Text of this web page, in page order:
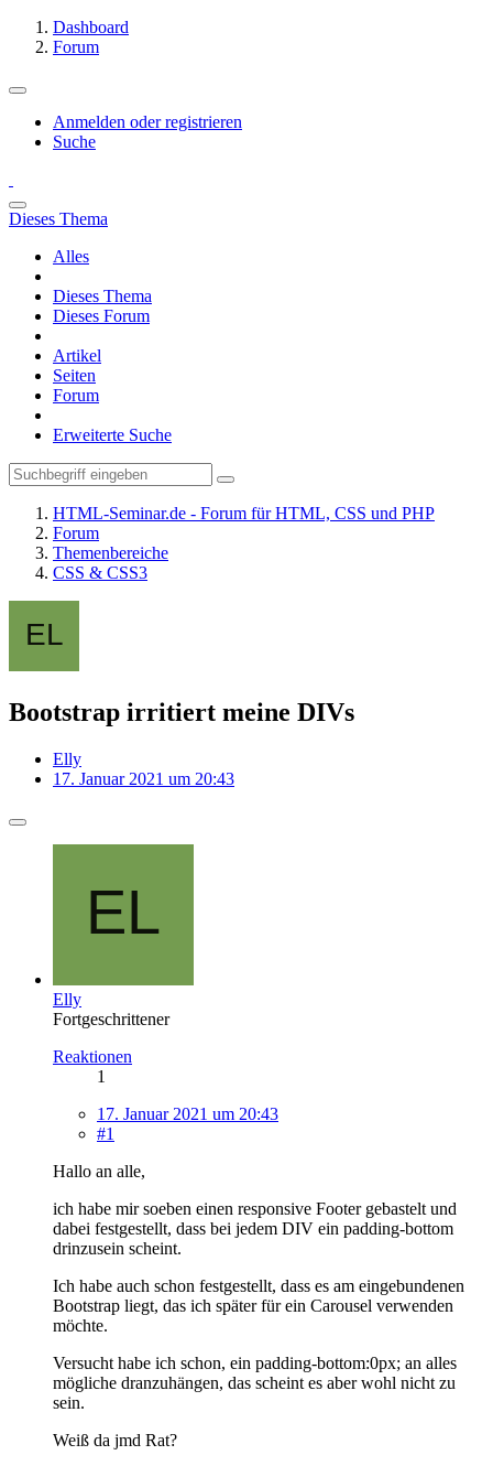
Dashboard
Forum
Anmelden oder registrieren
Suche
Dieses Thema
Alles
Dieses Thema
Dieses Forum
Artikel
Seiten
Forum
Erweiterte Suche
HTML-Seminar.de - Forum für HTML, CSS und PHP
Forum
Themenbereiche
CSS & CSS3
Bootstrap irritiert meine DIVs
Elly
17. Januar 2021 um 20:43
Elly
Fortgeschrittener
Reaktionen
1
17. Januar 2021 um 20:43
#1
Hallo an alle,
ich habe mir soeben einen responsive Footer gebastelt und
dabei festgestellt, dass bei jedem DIV ein padding-bottom
drinzusein scheint.
Ich habe auch schon festgestellt, dass es am eingebundenen
Bootstrap liegt, das ich später für ein Carousel verwenden
möchte.
Versucht habe ich schon, ein padding-bottom:0px; an alles
mögliche dranzuhängen, das scheint es aber wohl nicht zu
sein.
Weiß da jmd Rat?